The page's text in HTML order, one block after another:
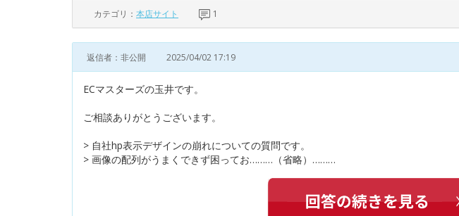
カテゴリ： 本店サイト 1
返信者：非公開 2025/04/02 17:19
ECマスターズの玉井です。
ご相談ありがとうございます。
> 自社hp表示デザインの崩れについての質問です。
> 画像の配列がうまくできず困ってお………（省略）………